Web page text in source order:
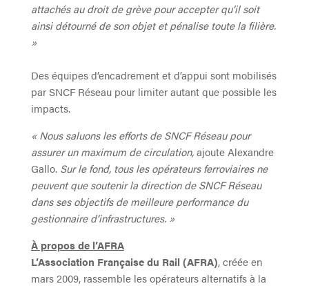
attachés au droit de grève pour accepter qu’il soit
ainsi détourné de son objet et pénalise toute la filière.
»
Des équipes d’encadrement et d’appui sont mobilisés
par SNCF Réseau pour limiter autant que possible les
impacts.
« Nous saluons les efforts de SNCF Réseau pour
assurer un maximum de circulation,ajoute Alexandre
Gallo. Sur le fond, tous les opérateurs ferroviaires ne
peuvent que soutenir la direction de SNCF Réseau
dans ses objectifs de meilleure performance du
gestionnaire d’infrastructures. »
À propos de l’AFRA
L’Association Française du Rail (AFRA), créée en
mars 2009, rassemble les opérateurs alternatifs à la